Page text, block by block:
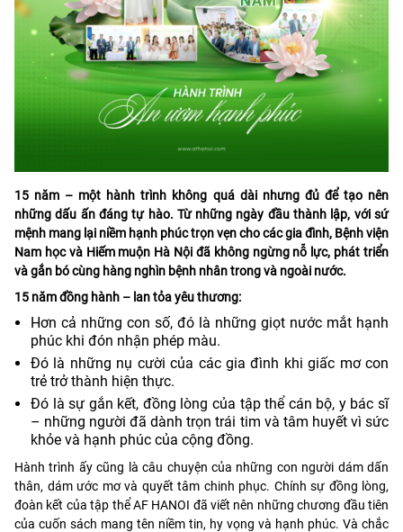
15 năm – một hành trình không quá dài nhưng đủ để tạo nên
những dấu ấn đáng tự hào. Từ những ngày đầu thành lập, với sứ
mệnh mang lại niềm hạnh phúc trọn vẹn cho các gia đình, Bệnh viện
Nam học và Hiếm muộn Hà Nội đã không ngừng nỗ lực, phát triển
và gắn bó cùng hàng nghìn bệnh nhân trong và ngoài nước.
15 năm đồng hành – lan tỏa yêu thương:
Hơn cả những con số, đó là những giọt nước mắt hạnh
phúc khi đón nhận phép màu.
Đó là những nụ cười của các gia đình khi giấc mơ con
trẻ trở thành hiện thực.
Đó là sự gắn kết, đồng lòng của tập thể cán bộ, y bác sĩ
– những người đã dành trọn trái tim và tâm huyết vì sức
khỏe và hạnh phúc của cộng đồng.
Hành trình ấy cũng là câu chuyện của những con người dám dấn
thân, dám ước mơ và quyết tâm chinh phục. Chính sự đồng lòng,
đoàn kết của tập thể AF HANOI đã viết nên những chương đầu tiên
của cuốn sách mang tên niềm tin, hy vọng và hạnh phúc. Và chắc